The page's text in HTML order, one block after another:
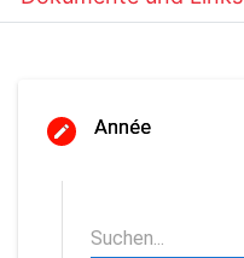
Année